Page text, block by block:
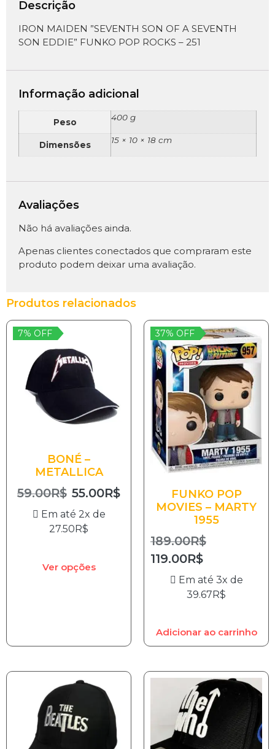
Descrição
IRON MAIDEN ”SEVENTH SON OF A SEVENTH
SON EDDIE” FUNKO POP ROCKS – 251
Informação adicional
Peso 400 g
Dimensões 15 × 10 × 18 cm
Avaliações
Não há avaliações ainda.
Apenas clientes conectados que compraram este
produto podem deixar uma avaliação.
Produtos relacionados
7% OFF
BONÉ –
METALLICA
59.00R$ 55.00R$
Em até 2x de
27.50 R$
Ver opções
37% OFF
FUNKO POP
MOVIES – MARTY
1955
189.00R$
119.00R$
Em até 3x de
39.67R$
Adicionar ao carrinho